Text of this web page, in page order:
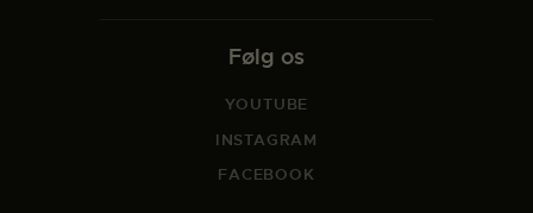
Følg os
YOUTUBE
INSTAGRAM
FACEBOOK